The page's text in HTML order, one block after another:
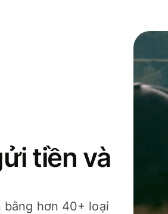
tiền và
hơn 40+ loại